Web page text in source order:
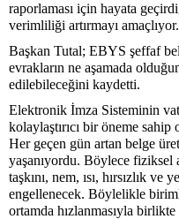
raporlaması için hayata
verimliliği artırmayı amaçlıyor.
Başkan Tutal; EBYS şeffaf
evrakların ne aşamada
edilebileceğini kaydetti.
Elektronik İmza Sisteminin
kolaylaştırıcı bir öneme sahip
Her geçen gün artan belge
yaşanıyordu. Böylece fiziksel
taşkını, nem, ısı, hırsızlık
engellenecek. Böylelikle
ortamda hızlanmasıyla